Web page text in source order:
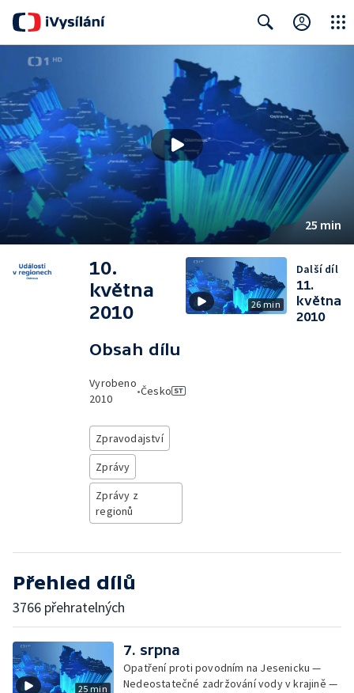
25 min
10.
května
2010
Obsah dílu
Vyrobeno
2010
•Česko
Zpravodajství
Zprávy
Zprávy z
regionů
26 min
Další díl
11.
května
2010
Přehled dílů
3766 přehratelných
25 min
7. srpna
Opatření proti povodním na Jesenicku —
Nedeostatečné zadržování vody v krajině —